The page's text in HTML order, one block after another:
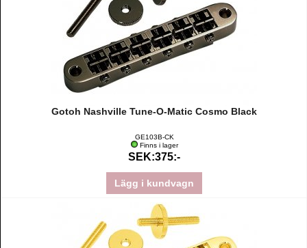
Gotoh Nashville Tune-O-Matic Cosmo Black
GE103B-CK
Finns i lager
SEK:375:-
Lägg i kundvagn